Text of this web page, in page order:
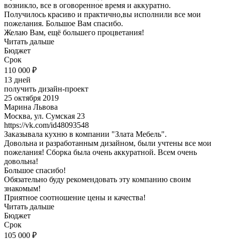
возникло, все в оговоренное время и аккуратно.
Получилось красиво и практично,вы исполнили все мои
пожелания. Большое Вам спасибо.
Желаю Вам, ещё большего процветания!
Читать дальше
Бюджет
Срок
110 000 ₽
13 дней
получить дизайн-проект
25 октября 2019
Марина Львова
Москва, ул. Сумская 23
https://vk.com/id48093548
Заказывала кухню в компании "Злата Мебель".
Довольна и разработанным дизайном, были учтены все мои
пожелания! Сборка была очень аккуратной. Всем очень
довольна!
Большое спасибо!
Обязательно буду рекомендовать эту компанию своим
знакомым!
Приятное соотношение цены и качества!
Читать дальше
Бюджет
Срок
105 000 ₽